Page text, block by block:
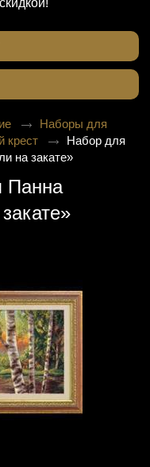
Наборы для
крест
Набор для
на закате»
Панна